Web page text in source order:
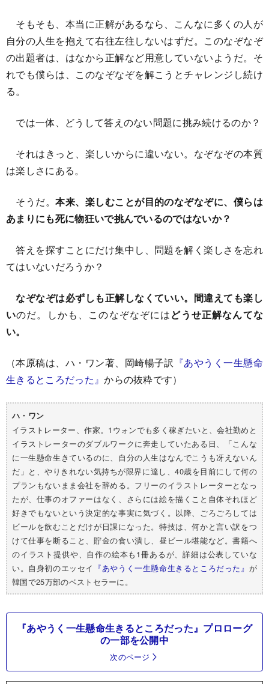
そもそも、本当に正解があるなら、こんなに多くの人が
自分の人生を抱えて右往左往しないはずだ。このなぞなぞ
の出題者は、はなから正解など用意していないようだ。そ
れでも僕らは、このなぞなぞを解こうとチャレンジし続け
る。
では一体、どうして答えのない問題に挑み続けるのか？
それはきっと、楽しいからに違いない。なぞなぞの本質
は楽しさにある。
そうだ。本来、楽しむことが目的のなぞなぞに、僕らは
あまりにも死に物狂いで挑んでいるのではないか？
答えを探すことにだけ集中し、問題を解く楽しさを忘れ
てはいないだろうか？
なぞなぞは必ずしも正解しなくていい。間違えても楽し
いのだ。しかも、このなぞなぞにはどうせ正解なんてな
い。
（本原稿は、ハ・ワン著、岡崎暢子訳 『あやうく一生懸命
生きるところだった』からの抜粋です）
ハ・ワン
イラストレーター、作家。1ウォンでも多く稼ぎたいと、会社勤めと
イラストレーターのダブルワークに奔走していたある日、「こんな
に一生懸命生きているのに、自分の人生はなんでこうも冴えないん
だ」と、やりきれない気持ちが限界に達し、40歳を目前にして何の
プランもないまま会社を辞める。フリーのイラストレーターとなっ
たが、仕事のオファーはなく、さらには絵を描くこと自体それほど
好きでもないという決定的な事実に気づく。以降、ごろごろしては
ビールを飲むことだけが日課になった。特技は、何かと言い訳をつ
けて仕事を断ること、貯金の食い潰し、昼ビール堪能など。書籍へ
のイラスト提供や、自作の絵本も1冊あるが、詳細は公表していな
い。自身初のエッセイ 『あやうく一生懸命生きるところだった』 が
韓国で25万部のベストセラーに。
『あやうく一生懸命生きるところだった』プロローグ
の一部を公開中
次のページ